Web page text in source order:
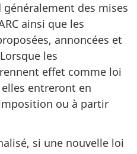
des mises
ainsi que les
annoncées et
les
effet comme loi
entreront en
ou à partir
si une nouvelle loi